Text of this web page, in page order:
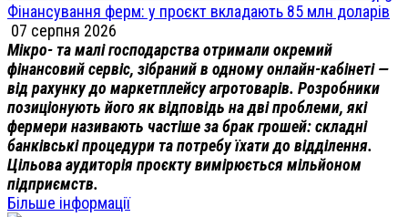
Фінансування ферм: у проєкт вкладають 85 млн доларів
07 серпня 2026
Мікро- та малі господарства отримали окремий
фінансовий сервіс, зібраний в одному онлайн-кабінеті —
від рахунку до маркетплейсу агротоварів. Розробники
позиціонують його як відповідь на дві проблеми, які
фермери називають частіше за брак грошей: складні
банківські процедури та потребу їхати до відділення.
Цільова аудиторія проєкту вимірюється мільйоном
підприємств.
Більше інформації